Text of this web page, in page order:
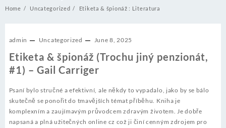
Home Uncategorized Etiketa & špionáž : Literatura
admin Uncategorized June 8, 2025
Etiketa & špionáž (Trochu jiný penzionát,
#1) – Gail Carriger
Psaní bylo stručné a efektivní, ale někdy to vypadalo, jako by se bálo
skutečně se ponořit do tmavějších témat příběhu. Kniha je
komplexním a zaujímavým průvodcem zdravým životem. Je dobře
napsaná a plná užitečných online cz což ji činí cenným zdrojem pro